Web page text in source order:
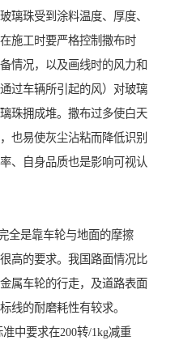
璃珠受到涂料温度、厚度、
施工时要严格控制撒布时
情况，以及画线时的风力和
过车辆所引起的风）对玻璃
珠拥成堆。撒布过多使白天
也易使灰尘沾粘而降低识别
、自身品质也是影响可视认
全是靠车轮与地面的摩擦
高的要求。我国路面情况比
属车轮的行走，及道路表面
线的耐磨耗性有较求。
中要求在200转/1kg减重